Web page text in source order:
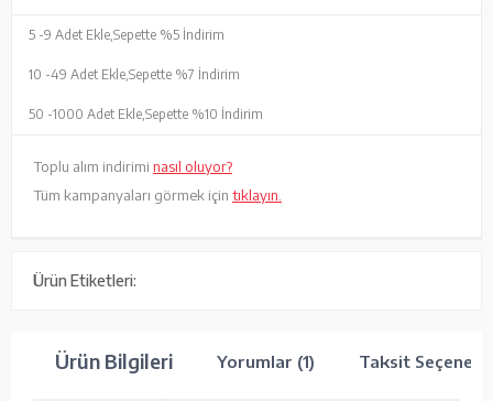
5 -9 Adet Ekle, Sepette %5 İndirim
10 -49 Adet Ekle, Sepette %7 İndirim
50 -1000 Adet Ekle, Sepette %10 İndirim
Toplu alım indirimi nasıl oluyor?
Tüm kampanyaları görmek için tıklayın.
Ürün Etiketleri:
Ürün Bilgileri Yorumlar (1) Taksit